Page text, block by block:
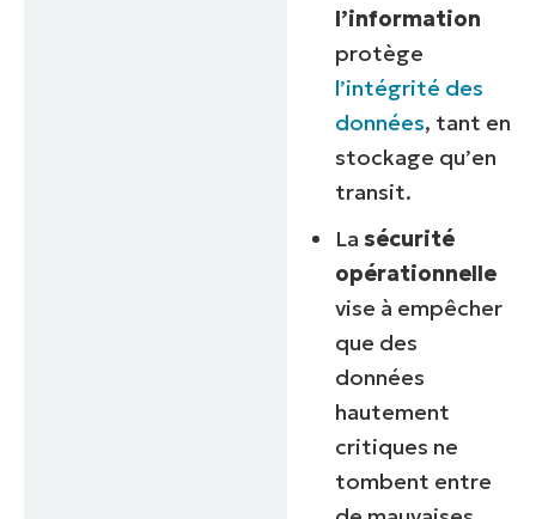
l’information
protège
l’intégrité des
données, tant en
stockage qu’en
transit.
Lasécurité
opérationnelle
vise à empêcher
que des
données
hautement
critiques ne
tombent entre